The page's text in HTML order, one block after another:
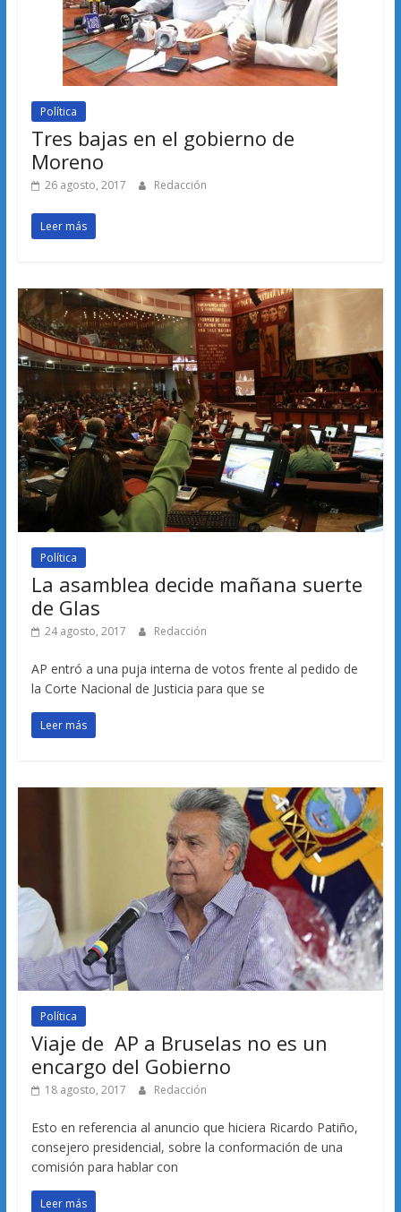
Política
Tres bajas en el gobierno de
Moreno
26 agosto, 2017 Redacción
Leer más
Política
La asamblea decide mañana suerte
de Glas
24 agosto, 2017 Redacción
AP entró a una puja interna de votos frente al pedido de
la Corte Nacional de Justicia para que se
Leer más
Política
Viaje de AP a Bruselas no es un
encargo del Gobierno
18 agosto, 2017 Redacción
Esto en referencia al anuncio que hiciera Ricardo Patiño,
consejero presidencial, sobre la conformación de una
comisión para hablar con
Leer más